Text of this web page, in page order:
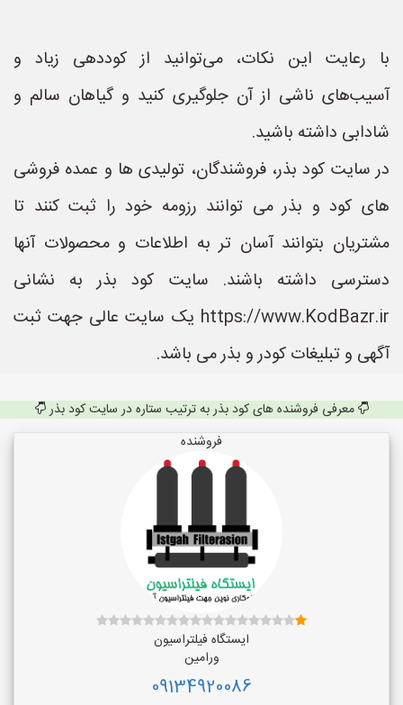
با رعایت این نکات، می‌توانید از کوددهی زیاد و
آسیب‌های ناشی از آن جلوگیری کنید و گیاهان سالم و
شادابی داشته باشید.
در سایت کود بذر، فروشندگان، تولیدی ها و عمده فروشی
های کود و بذر می توانند رزومه خود را ثبت کنند تا
مشتریان بتوانند آسان تر به اطلاعات و محصولات آنها
دسترسی داشته باشند. سایت کود بذر به نشانی
https://www.KodBazr.ir یک سایت عالی جهت ثبت
آگهی و تبلیغات کودر و بذر می باشد.
معرفی فروشنده های کود بذر به ترتیب ستاره در سایت کود بذر
فروشنده
ایستگاه فیلتراسیون
ورامین
09134920086